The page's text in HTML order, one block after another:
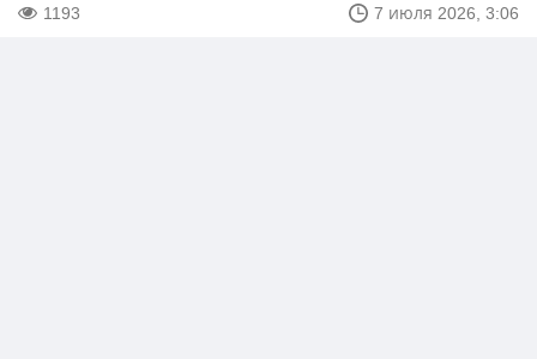
1193 7 июля 2026, 3:06